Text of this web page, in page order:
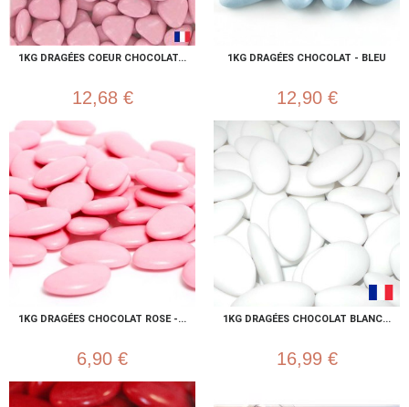
1KG DRAGÉES COEUR CHOCOLAT...
12,68 €
1KG DRAGÉES CHOCOLAT - BLEU
12,90 €
1KG DRAGÉES CHOCOLAT ROSE -...
6,90 €
1KG DRAGÉES CHOCOLAT BLANC...
16,99 €